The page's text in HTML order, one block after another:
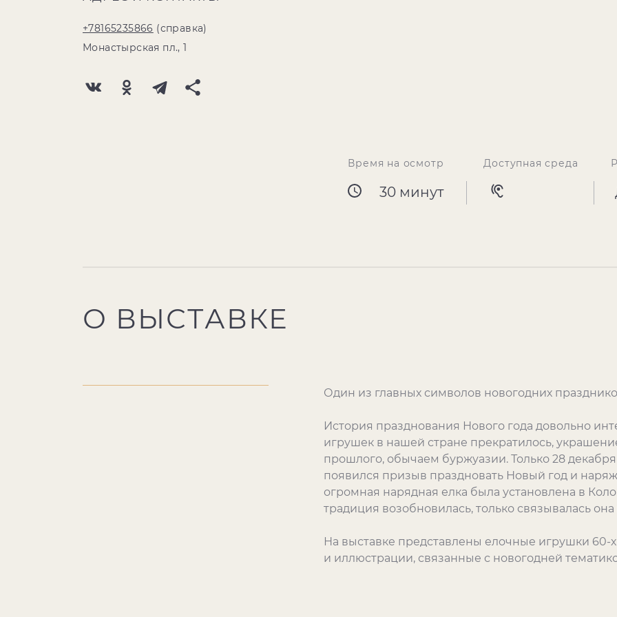
+78165235866 (справка)
Монастырская пл., 1
Время на осмотр
30 минут
Доступная среда
О ВЫСТАВКЕ
Один из главных символов новогодних
История празднования Нового года довольно
игрушек в нашей стране прекратилось,
прошлого, обычаем буржуазии. Только 28 декабря
появился призыв праздновать Новый год и
огромная нарядная елка была установлена в
традиция возобновилась, только связывалась
На выставке представлены елочные игрушки 60-
и иллюстрации, связанные с новогодней